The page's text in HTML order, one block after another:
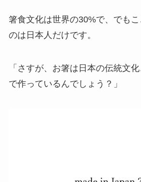
箸食文化は世界の30%で、でも
のは日本人だけです。
「さすが、お箸は日本の伝統文
で作っているんでしょう？」